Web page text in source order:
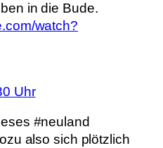
in die Bude.
watch?
Uhr
#neuland
also sich plötzlich